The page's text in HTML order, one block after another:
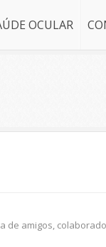
OCULAR
de amigos,